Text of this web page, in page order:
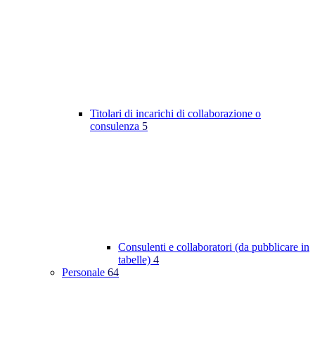
Titolari di incarichi di collaborazione o
consulenza 5
Consulenti e collaboratori (da pubblicare in
tabelle) 4
Personale 64